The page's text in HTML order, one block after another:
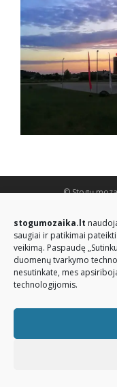
stogumozaika.lt
saugiai ir patikimai
veikimą. Paspaudę
duomenų tvarkymo
nesutinkate, mes
technologijomis.
© Stogų